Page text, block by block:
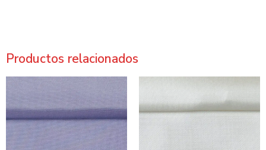
Productos relacionados